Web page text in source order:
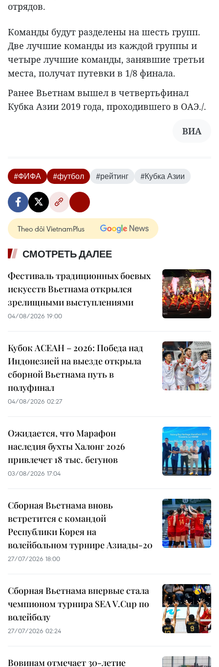
отрядов.
Команды будут разделены на шесть групп.
Две лучшие команды из каждой группы и
четыре лучшие команды, занявшие третьи
места, получат путевки в 1/8 финала.
Ранее Вьетнам вышел в четвертьфинал
Кубка Азии 2019 года, проходившего в ОАЭ./.
ВИА
#ФИФА #футбол #рейтинг #Кубка Азии
Theo dõi VietnamPlus
СМОТРЕТЬ ДАЛЕЕ
Фестиваль традиционных боевых
искусств Вьетнама открылся
зрелищными выступлениями
04/08/2026 19:00
Кубок АСЕАН – 2026: Победа над
Индонезией на выезде открыла
сборной Вьетнама путь в
полуфинал
04/08/2026 02:27
Ожидается, что Марафон
наследия бухты Халонг 2026
привлечет 18 тыс. бегунов
03/08/2026 17:04
Сборная Вьетнама вновь
встретится с командой
Республики Корея на
волейбольном турнире Азиады-20
27/07/2026 18:00
Сборная Вьетнама впервые стала
чемпионом турнира SEA V.Cup по
волейболу
27/07/2026 02:24
Вовинам отмечает 30-летие